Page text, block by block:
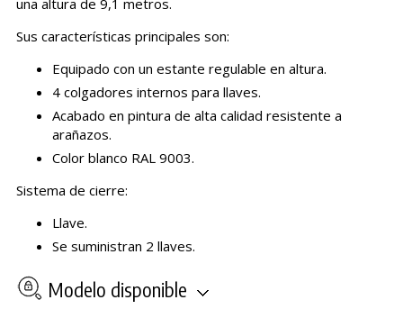
Sus características principales son:
Equipado con un estante regulable en altura.
4 colgadores internos para llaves.
Acabado en pintura de alta calidad resistente a
arañazos.
Color blanco RAL 9003.
Sistema de cierre:
Llave.
Se suministran 2 llaves.
Modelo disponible